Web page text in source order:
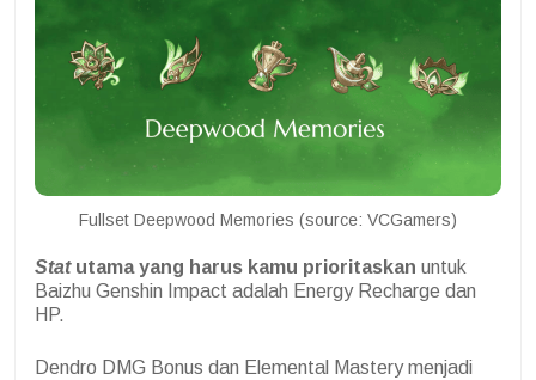
Fullset Deepwood Memories (source: VCGamers)
Stat utama yang harus kamu prioritaskan untuk
Baizhu Genshin Impact adalah Energy Recharge dan
HP.
Dendro DMG Bonus dan Elemental Mastery menjadi